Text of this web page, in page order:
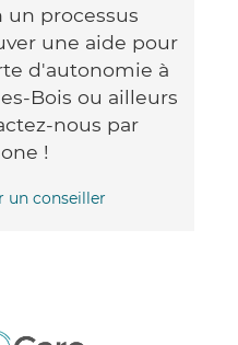
un processus
une aide pour
d'autonomie à
Bois ou ailleurs
nous par
!
un conseiller